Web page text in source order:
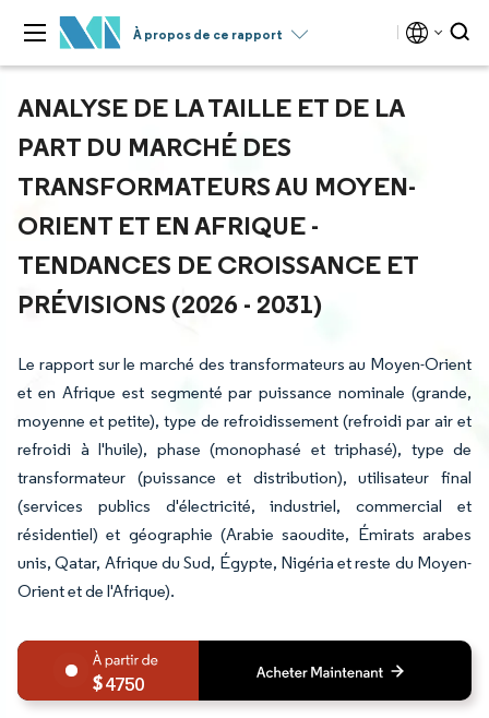
À propos de ce rapport
ANALYSE DE LA TAILLE ET DE LA
PART DU MARCHÉ DES
TRANSFORMATEURS AU MOYEN-
ORIENT ET EN AFRIQUE -
TENDANCES DE CROISSANCE ET
PRÉVISIONS (2026 - 2031)
Le rapport sur le marché des transformateurs au Moyen-Orient
et en Afrique est segmenté par puissance nominale (grande,
moyenne et petite), type de refroidissement (refroidi par air et
refroidi à l'huile), phase (monophasé et triphasé), type de
transformateur (puissance et distribution), utilisateur final
(services publics d'électricité, industriel, commercial et
résidentiel) et géographie (Arabie saoudite, Émirats arabes
unis, Qatar, Afrique du Sud, Égypte, Nigéria et reste du Moyen-
Orient et de l'Afrique).
4750